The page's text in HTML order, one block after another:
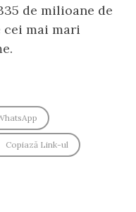
de milioane de
mai mari
Copiază Link-ul